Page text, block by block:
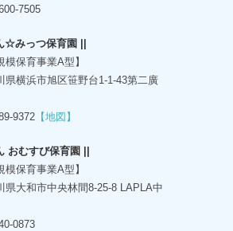
7505
☆みっつ保育園 ||
模保育事業A型】
県横浜市旭区笹野台1-1-43第二廣
9372 【地図】
おむすび保育園 ||
模保育事業A型】
県大和市中央林間8-25-8 LAPLA中
0873